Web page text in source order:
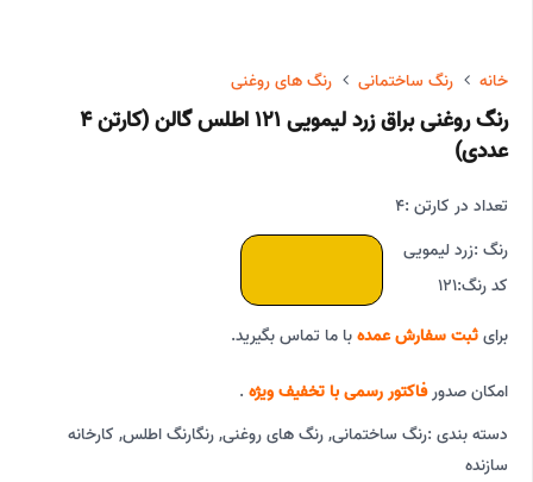
خانه رنگ ساختمانی رنگ های روغنی
رنگ روغنی براق زرد لیمویی 121 اطلس گالن (کارتن 4
عددی)
تعداد در کارتن :4
رنگ :زرد لیمویی
کد رنگ:121
برایثبت سفارش عمدهبا ما تماس بگیرید.
امکان صدورفاکتور رسمی با تخفیف ویژه .
دسته بندی :رنگ ساختمانی,رنگ های روغنی,رنگارنگ اطلس, کارخانه
سازنده